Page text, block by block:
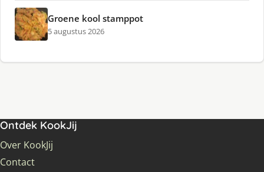
Groene kool stamppot
5 augustus 2026
Ontdek KookJij
Over KookJij
Contact